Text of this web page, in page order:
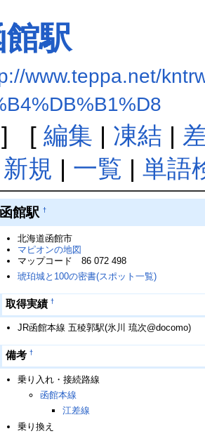
館駅
www.teppa.net/
[ 編集 | 凍結 |
新規 | 一覧 | 単語
函館駅 †
北海道函館市
マピオンの地図
マップコード 86 072 498
琥珀城と100の密書(スポット一覧)
取得実績 †
JR函館本線 五稜郭駅(氷川 琉次@docomo)
備考 †
乗り入れ・接続路線
函館本線
江差線
乗り換え